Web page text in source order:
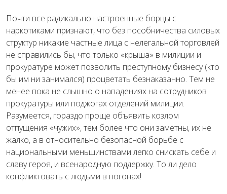
Почти все радикально настроенные борцы с
наркотиками признают, что без пособничества силовых
структур никакие частные лица с нелегальной торговлей
не справились бы, что только «крыша» в милиции и
прокуратуре может позволить преступному бизнесу (кто
бы им ни занимался) процветать безнаказанно. Тем не
менее пока не слышно о нападениях на сотрудников
прокуратуры или поджогах отделений милиции.
Разумеется, гораздо проще объявить козлом
отпущения «чужих», тем более что они заметны, их не
жалко, а в относительно безопасной борьбе с
национальными меньшинствами легко снискать себе и
славу героя, и всенародную поддержку. То ли дело
конфликтовать с людьми в погонах!